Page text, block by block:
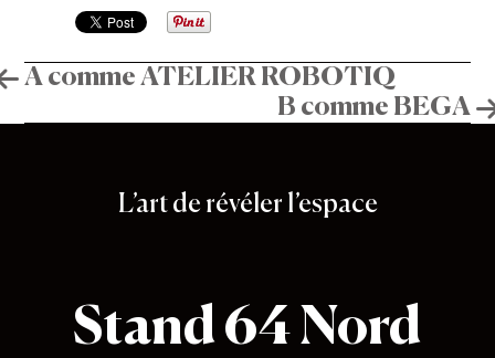
Navigation
de
A comme ATELIER ROBOTIQ
B comme BEGA
L’art de révéler l’espace
Stand 64 Nord